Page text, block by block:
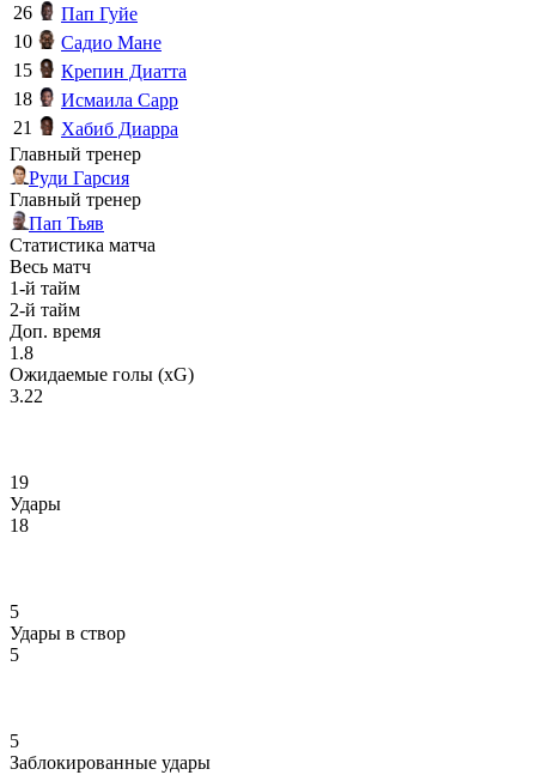
26
Пап Гуйе
10
Садио Мане
15
Крепин Диатта
18
Исмаила Сарр
21
Хабиб Диарра
Главный тренер
Руди Гарсия
Главный тренер
Пап Тьяв
Статистика матча
Весь матч
1-й тайм
2-й тайм
Доп. время
1.8
Ожидаемые голы (xG)
3.22
19
Удары
18
5
Удары в створ
5
5
Заблокированные удары